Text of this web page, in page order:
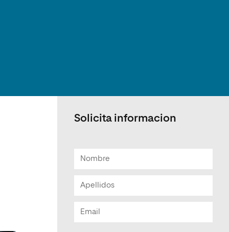
Solicita informacion